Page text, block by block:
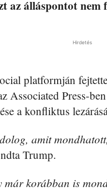
az álláspontot
Hirdetés
platformján
Associated Press-
a konfliktus
amit
Trump.
már korábban is